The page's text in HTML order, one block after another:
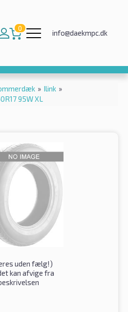
0
info@daekmpc.dk
» Ilink »
95W XL
uden fælg!)
kan afvige fra